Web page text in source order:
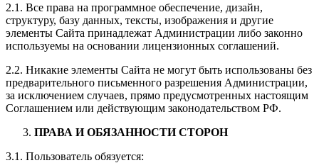
2.1. Все права на программное обеспечение, дизайн,
структуру, базу данных, тексты, изображения и другие
элементы Сайта принадлежат Администрации либо законно
используемы на основании лицензионных соглашений.
2.2. Никакие элементы Сайта не могут быть использованы без
предварительного письменного разрешения Администрации,
за исключением случаев, прямо предусмотренных настоящим
Соглашением или действующим законодательством РФ.
ПРАВА И ОБЯЗАННОСТИ СТОРОН
3.1. Пользователь обязуется: